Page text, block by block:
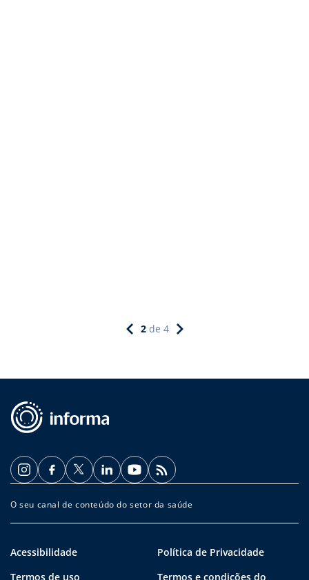
2 de 4
O seu canal de conteúdo do setor da saúde
Acessibilidade
Política de Privacidade
Termos de uso
Termos e condições do